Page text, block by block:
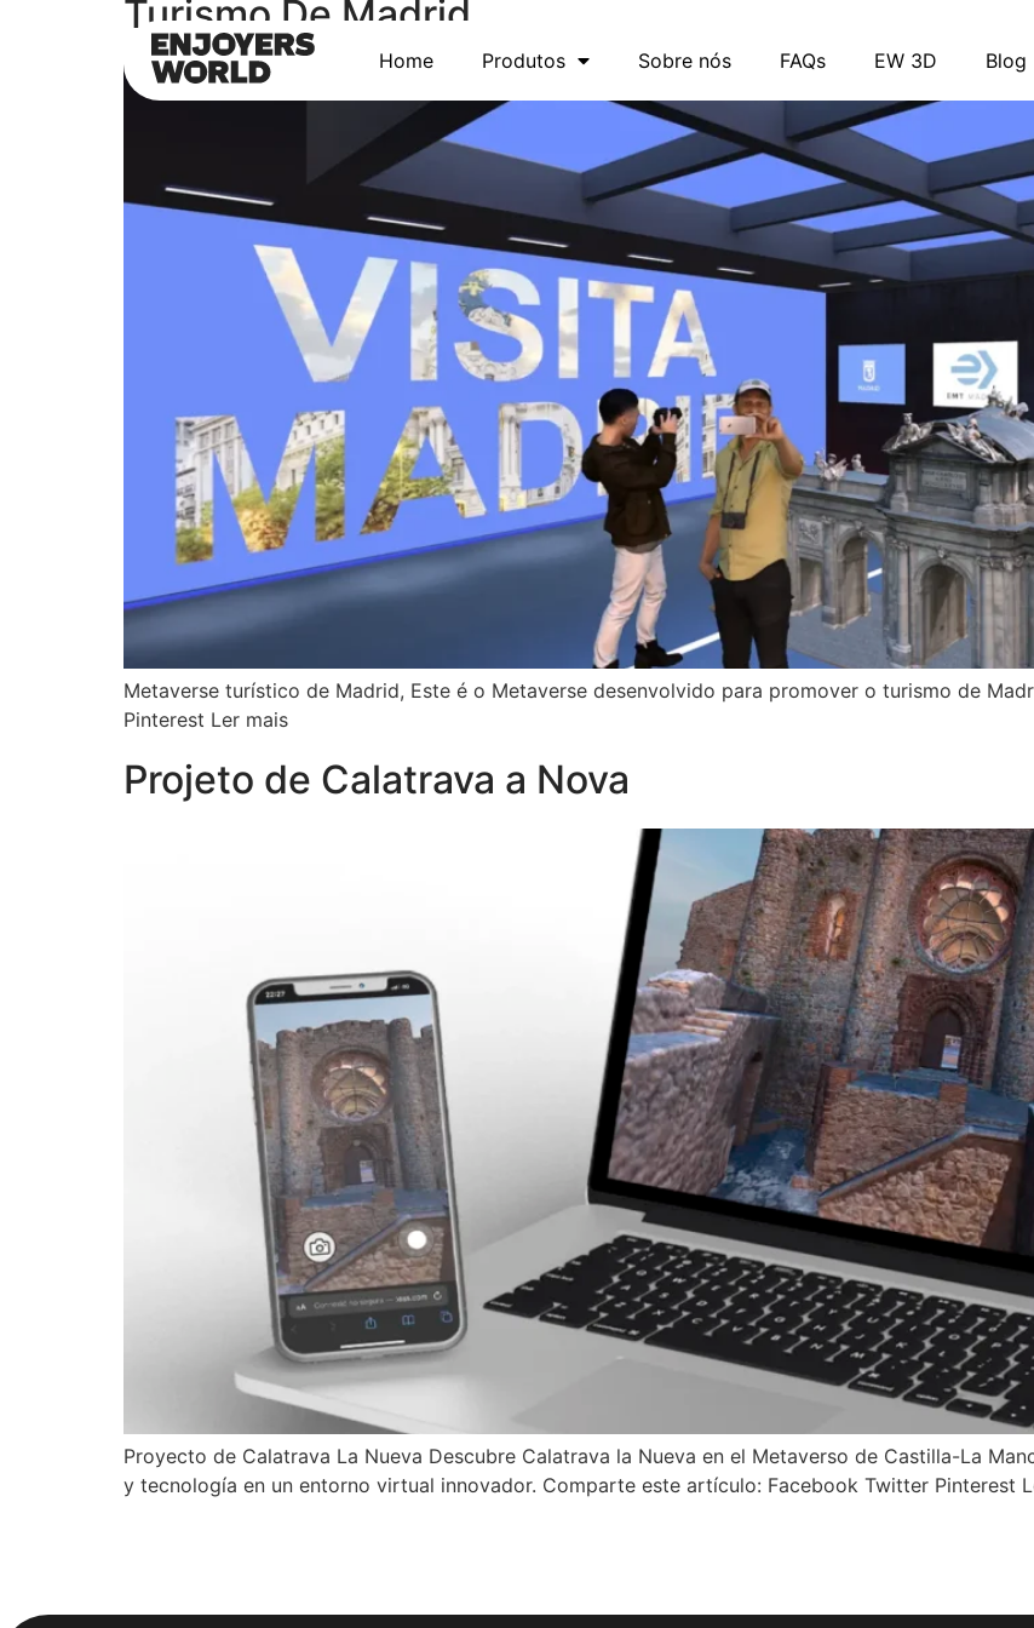
Home Produtos Sobre nós FAQs EW 3D Blog
Turismo De Madrid
Metaverse turístico de Madrid, Este é o Metaverse desenvolvido para promover o turismo de
Pinterest Ler mais
Projeto de Calatrava a Nova
Proyecto de Calatrava La Nueva Descubre Calatrava la Nueva en el Metaverso de Castilla-La
y tecnología en un entorno virtual innovador. Comparte este artículo: Facebook Twitter Pinterest